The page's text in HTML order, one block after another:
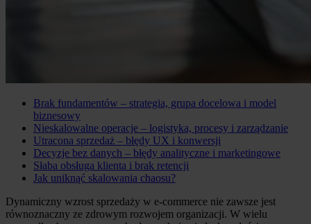
Brak fundamentów – strategia, grupa docelowa i model
biznesowy
Nieskalowalne operacje – logistyka, procesy i zarządzanie
Utracona sprzedaż – błędy UX i konwersji
Decyzje bez danych – błędy analityczne i marketingowe
Słaba obsługa klienta i brak retencji
Jak uniknąć skalowania chaosu?
Dynamiczny wzrost sprzedaży w e-commerce nie zawsze jest
równoznaczny ze zdrowym rozwojem organizacji. W wielu